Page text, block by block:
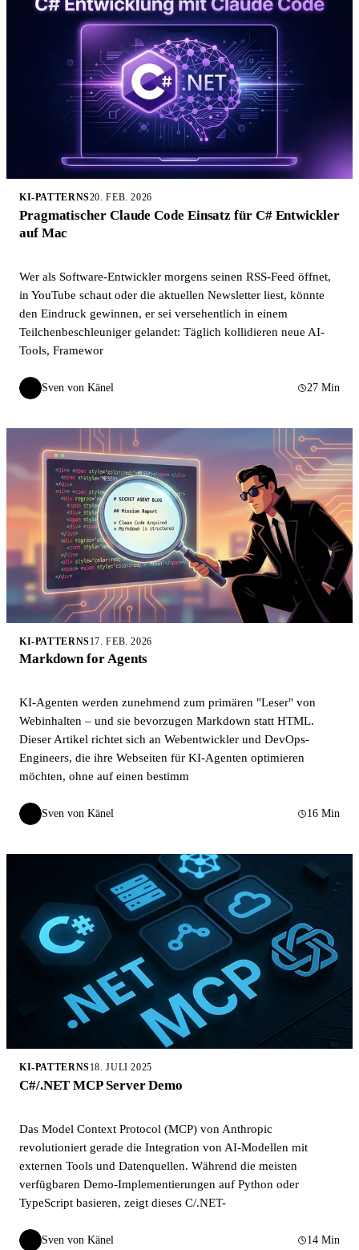
KI-PATTERNS20. FEB. 2026
Pragmatischer Claude Code Einsatz für C# Entwickler
auf Mac
Wer als Software-Entwickler morgens seinen RSS-Feed öffnet,
in YouTube schaut oder die aktuellen Newsletter liest, könnte
den Eindruck gewinnen, er sei versehentlich in einem
Teilchenbeschleuniger gelandet: Täglich kollidieren neue AI-
Tools, Framewor
Sven von Känel 27 Min
KI-PATTERNS17. FEB. 2026
Markdown for Agents
KI-Agenten werden zunehmend zum primären "Leser" von
Webinhalten – und sie bevorzugen Markdown statt HTML.
Dieser Artikel richtet sich an Webentwickler und DevOps-
Engineers, die ihre Webseiten für KI-Agenten optimieren
möchten, ohne auf einen bestimm
Sven von Känel 16 Min
KI-PATTERNS18. JULI 2025
C#/.NET MCP Server Demo
Das Model Context Protocol (MCP) von Anthropic
revolutioniert gerade die Integration von AI-Modellen mit
externen Tools und Datenquellen. Während die meisten
verfügbaren Demo-Implementierungen auf Python oder
TypeScript basieren, zeigt dieses C/.NET-
Sven von Känel 14 Min